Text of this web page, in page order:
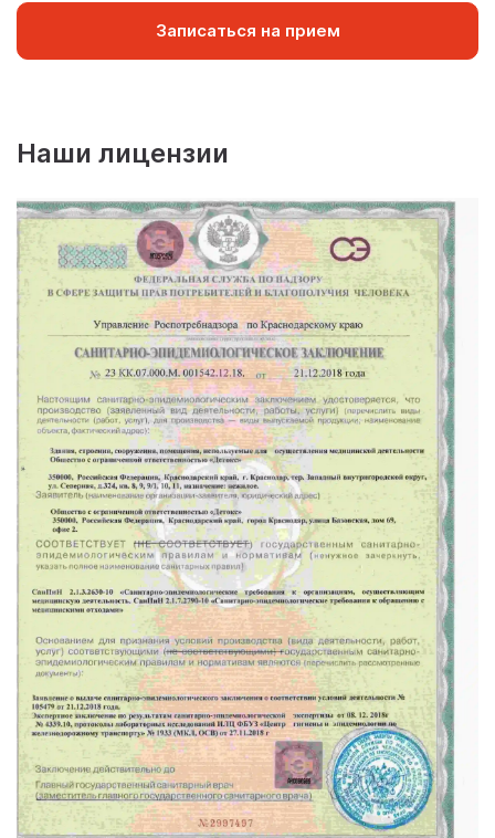
Записаться на прием
Наши лицензии